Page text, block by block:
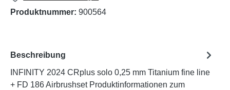
Produktnummer: 900564
Beschreibung
INFINITY 2024 CRplus solo 0,25 mm Titanium fine line
+ FD 186 Airbrushset Produktinformationen zum